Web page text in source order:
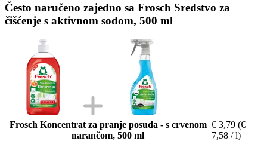
Često naručeno zajedno sa Frosch Sredstvo za
čišćenje s aktivnom sodom, 500 ml
Frosch Koncentrat za pranje posuđa - s crvenom
narančom, 500 ml
€ 3,79 (€
7,58 / l)